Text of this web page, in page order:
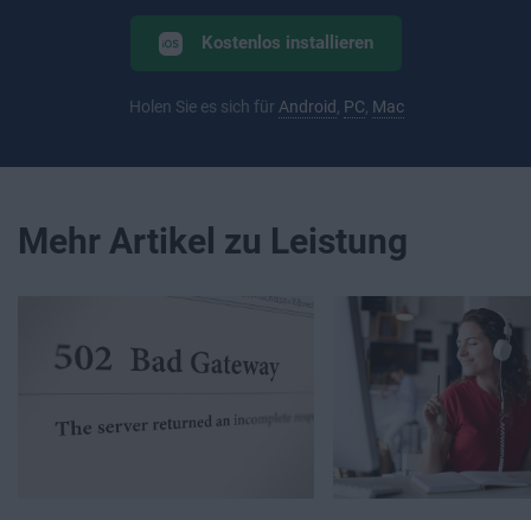
Kostenlos installieren
Holen Sie es sich für Android, PC, Mac
Mehr Artikel zu Leistung